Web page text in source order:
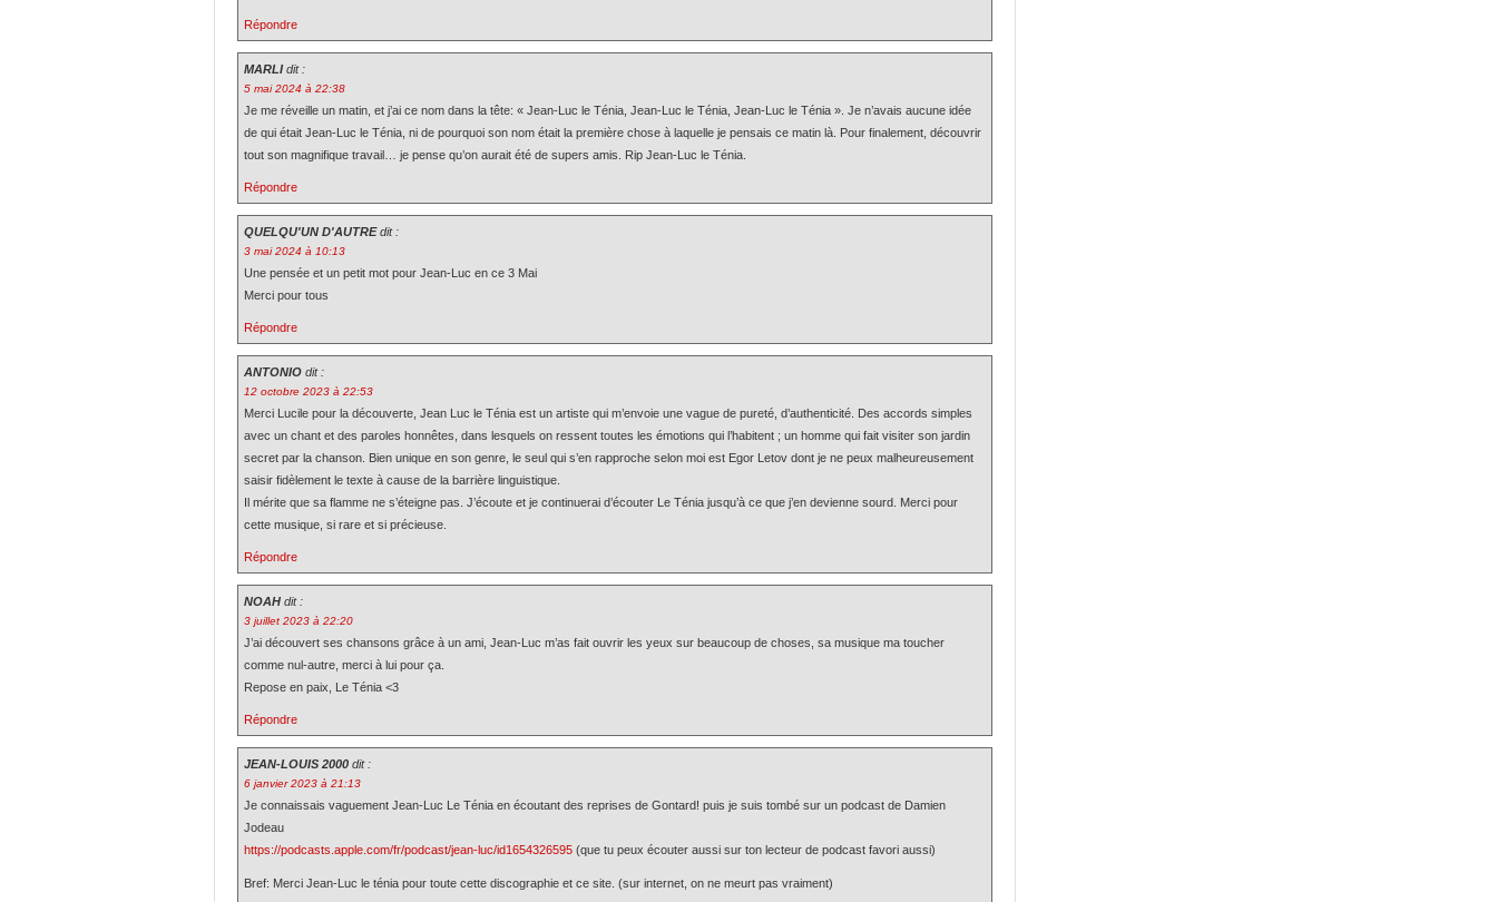
Répondre
MARLI dit :
5 mai 2024 à 22:38
Je me réveille un matin, et j’ai ce nom dans la tête: « Jean-Luc le Ténia, Jean-Luc le Ténia, Jean-Luc le Ténia ». Je n’avais aucune idée
de qui était Jean-Luc le Ténia, ni de pourquoi son nom était la première chose à laquelle je pensais ce matin là. Pour finalement, découvrir
tout son magnifique travail… je pense qu’on aurait été de supers amis. Rip Jean-Luc le Ténia.
Répondre
QUELQU'UN D'AUTRE dit :
3 mai 2024 à 10:13
Une pensée et un petit mot pour Jean-Luc en ce 3 Mai
Merci pour tous
Répondre
ANTONIO dit :
12 octobre 2023 à 22:53
Merci Lucile pour la découverte, Jean Luc le Ténia est un artiste qui m’envoie une vague de pureté, d’authenticité. Des accords simples
avec un chant et des paroles honnêtes, dans lesquels on ressent toutes les émotions qui l’habitent ; un homme qui fait visiter son jardin
secret par la chanson. Bien unique en son genre, le seul qui s’en rapproche selon moi est Egor Letov dont je ne peux malheureusement
saisir fidèlement le texte à cause de la barrière linguistique.
Il mérite que sa flamme ne s’éteigne pas. J’écoute et je continuerai d’écouter Le Ténia jusqu’à ce que j’en devienne sourd. Merci pour
cette musique, si rare et si précieuse.
Répondre
NOAH dit :
3 juillet 2023 à 22:20
J’ai découvert ses chansons grâce à un ami, Jean-Luc m’as fait ouvrir les yeux sur beaucoup de choses, sa musique ma toucher
comme nul-autre, merci à lui pour ça.
Repose en paix, Le Ténia <3
Répondre
JEAN-LOUIS 2000 dit :
6 janvier 2023 à 21:13
Je connaissais vaguement Jean-Luc Le Ténia en écoutant des reprises de Gontard! puis je suis tombé sur un podcast de Damien
Jodeau
https://podcasts.apple.com/fr/podcast/jean-luc/id1654326595 (que tu peux écouter aussi sur ton lecteur de podcast favori aussi)
Bref: Merci Jean-Luc le ténia pour toute cette discographie et ce site. (sur internet, on ne meurt pas vraiment)